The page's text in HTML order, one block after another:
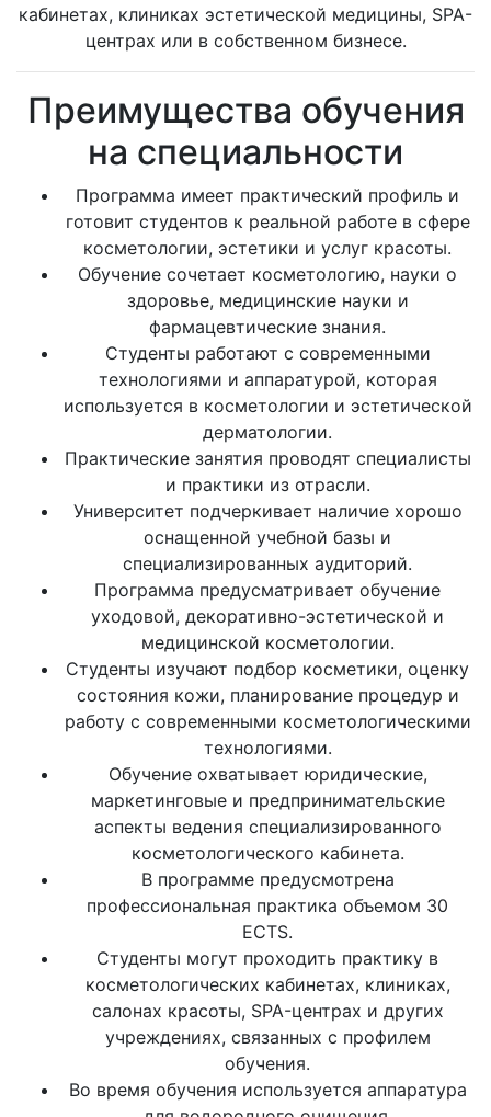
кабинетах, клиниках эстетической медицины, SPA-
центрах или в собственном бизнесе.
Преимущества обучения
на специальности
Программа имеет практический профиль и
готовит студентов к реальной работе в сфере
косметологии, эстетики и услуг красоты.
Обучение сочетает косметологию, науки о
здоровье, медицинские науки и
фармацевтические знания.
Студенты работают с современными
технологиями и аппаратурой, которая
используется в косметологии и эстетической
дерматологии.
Практические занятия проводят специалисты
и практики из отрасли.
Университет подчеркивает наличие хорошо
оснащенной учебной базы и
специализированных аудиторий.
Программа предусматривает обучение
уходовой, декоративно-эстетической и
медицинской косметологии.
Студенты изучают подбор косметики, оценку
состояния кожи, планирование процедур и
работу с современными косметологическими
технологиями.
Обучение охватывает юридические,
маркетинговые и предпринимательские
аспекты ведения специализированного
косметологического кабинета.
В программе предусмотрена
профессиональная практика объемом 30
ECTS.
Студенты могут проходить практику в
косметологических кабинетах, клиниках,
салонах красоты, SPA-центрах и других
учреждениях, связанных с профилем
обучения.
Во время обучения используется аппаратура